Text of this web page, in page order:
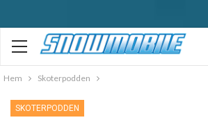
Hem Skoterpodden
SKOTERPODDEN